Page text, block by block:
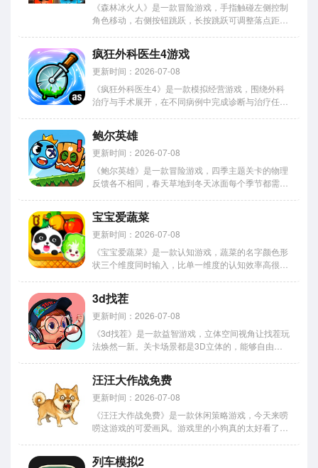
《森林冰火人》是一款冒险游戏，手指触碰左侧控制
角色移动，右侧按钮跳跃，长按跳跃可调整落点距
iOS都能直接装，操作流畅不卡顿。小编整理了详细
的安装步骤，支持双人协...
疯狂外科医生4游戏
更新时间：2026-07-08
《疯狂外科医生4》是一款模拟经营游戏，围绕外科
治疗与手术展开，在不同病例中完成诊断与治疗任
每次进入游戏都会面对新的治疗目标。今天要介绍的
是这款游戏的下载方式，...
鲍尔英雄
更新时间：2026-07-08
《鲍尔英雄》是一款冒险游戏，四季主题关卡的物理
反馈各不相同，春天草地到冬天冰面每个季节都需要
方式。进程推进伴随新内容出现，保持持续吸引力。
今天小编分享的就是下...
宝宝爱蔬菜
更新时间：2026-07-08
《宝宝爱蔬菜》是一款认知游戏，蔬菜的名字颜色形
状三个维度同时输入，比单一维度的认知效率高很
版免费安装包获取方式都整理好了。 宝宝爱蔬菜玩
法攻略 1、点击红框箭...
3d找茬
更新时间：2026-07-08
《3d找茬》是一款益智游戏，立体空间视角让找茬玩
法焕然一新。关卡场景都是3D立体的，能够自由转
装教程，安卓和iOS的获取方式都写清楚了，照着操
作就行。感到兴趣...
汪汪大作战免费
更新时间：2026-07-08
《汪汪大作战免费》是一款休闲策略游戏，今天来唠
唠这游戏的可爱画风。游戏里的小狗真的太好看了，
来心情都会变好。画面表现力也不错，技能特效和动
列车模拟2